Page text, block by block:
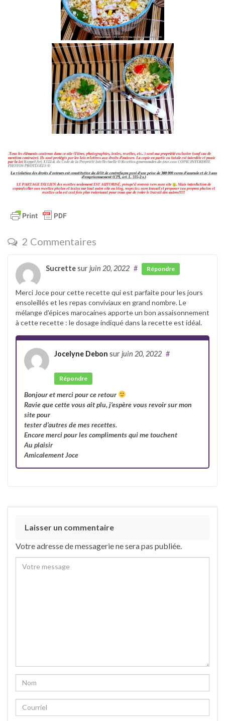
2 Commentaires
Sucrettesur juin 20, 2022 # Répondre
Merci Joce pour cette recette qui est parfaite pour les jours
ensoleillés et les repas conviviaux en grand nombre. Le
mélange d’épices marocaines apporte un bon assaisonnement
à cette recette : le dosage indiqué dans la recette est idéal.
Jocelyne Debon sur juin 20, 2022 #
Répondre
Bonjour et merci pour ce retour
Ravie que cette vous ait plu, j’espère vous revoir sur mon
site pour
tester d’autres de mes recettes.
Encore merci pour les compliments qui me touchent
Au plaisir
Amicalement Joce
Laisser un commentaire
Votre adresse de messagerie ne sera pas publiée.